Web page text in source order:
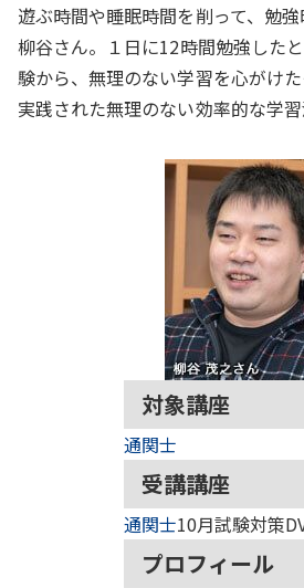
遊ぶ時間や睡眠時間を削って、勉
柳谷さん。１日に12時間勉強した
験から、無理のない学習を心がけ
実践された無理のない効率的な学習
対象講座
通関士
受講講座
通関士10月試験対策
プロフィール